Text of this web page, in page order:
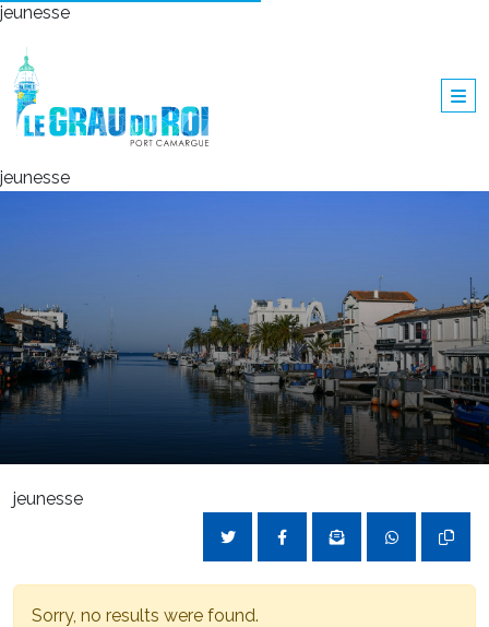
jeunesse
jeunesse
jeunesse
Sorry, no results were found.